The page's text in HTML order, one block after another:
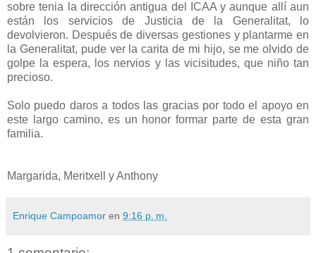
sobre tenia la dirección antigua del ICAA y aunque allí aun
están los servicios de Justicia de la Generalitat, lo
devolvieron. Después de diversas gestiones y plantarme en
la Generalitat, pude ver la carita de mi hijo, se me olvido de
golpe la espera, los nervios y las vicisitudes, que niño tan
precioso.
Solo puedo daros a todos las gracias por todo el apoyo en
este largo camino, es un honor formar parte de esta gran
familia.
Margarida, Meritxell y Anthony
Enrique Campoamor en 9:16 p. m.